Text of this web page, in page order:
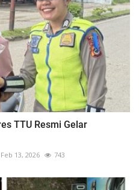
TTU Resmi Gelar
Feb 13, 2026 743